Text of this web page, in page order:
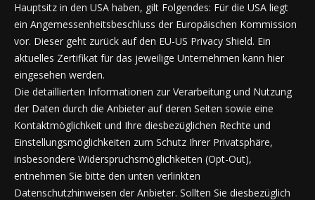
Hauptsitz in den USA haben, gilt Folgendes: Für die USA liegt
ein Angemessenheitsbeschluss der Europäischen Kommission
vor. Dieser geht zurück auf den EU-US Privacy Shield. Ein
aktuelles Zertifikat für das jeweilige Unternehmen kann hier
eingesehen werden.
Die detaillierten Informationen zur Verarbeitung und Nutzung
der Daten durch die Anbieter auf deren Seiten sowie eine
Kontaktmöglichkeit und Ihre diesbezüglichen Rechte und
Einstellungsmöglichkeiten zum Schutz Ihrer Privatsphäre,
insbesondere Widerspruchsmöglichkeiten (Opt-Out),
entnehmen Sie bitte den unten verlinkten
Datenschutzhinweisen der Anbieter. Sollten Sie diesbezüglich